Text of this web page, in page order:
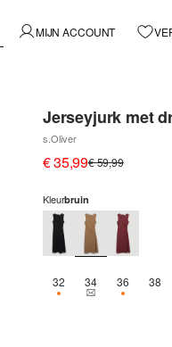
MIJN ACCOUNT
Jerseyjurk met
s.Oliver
€ 35,99€ 59,99
Kleurbruin
32NOG 1 BESCHIKBAAR
34THIS SIZE IS
36NOG 138